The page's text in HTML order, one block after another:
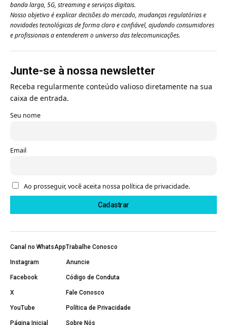
banda larga, 5G, streaming e serviços digitais.
Nosso objetivo é explicar decisões do mercado, mudanças regulatórias e
novidades tecnológicas de forma clara e confiável, ajudando consumidores
e profissionais a entenderem o universo das telecomunicações.
Junte-se à nossa newsletter
Receba regularmente conteúdo valioso diretamente na sua
caixa de entrada.
Seu nome
Email
Ao prosseguir, você aceita nossa política de privacidade.
Canal no WhatsApp
Instagram
Facebook
X
YouTube
Página Inicial
Trabalhe Conosco
Anuncie
Código de Conduta
Fale Conosco
Política de Privacidade
Sobre Nós